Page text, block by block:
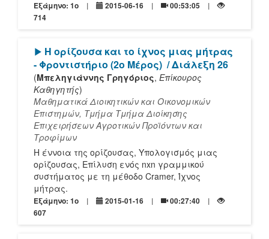
Εξάμηνο: 1o 2015-06-16
00:53:05
714
[Play]
Η ορίζουσα και το ίχνος μιας μήτρας
- Φροντιστήριο (2ο Μέρος) / Διάλεξη 26
(Μπεληγιάννης Γρηγόριος, Επίκουρος
Καθηγητής)
Μαθηματικά Διοικητικών και Οικονομικών
Επιστημών, Τμήμα Τμήμα Διοίκησης
Επιχειρήσεων Αγροτικών Προϊόντων και
Τροφίμων
Η έννοια της ορίζουσας, Υπολογισμός μιας
ορίζουσας, Επίλυση ενός nxn γραμμικού
συστήματος με τη μέθοδο Cramer, Ίχνος
μήτρας.
Εξάμηνο: 1o 2015-01-16
00:27:40
607